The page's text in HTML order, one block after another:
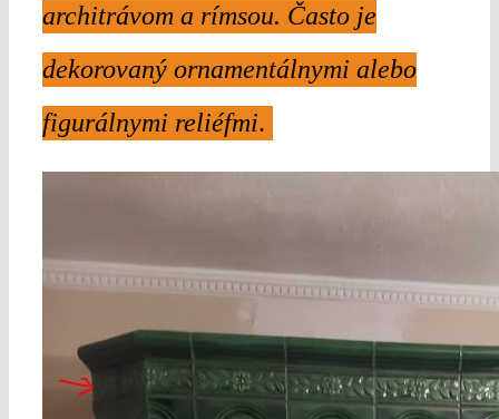
architrávom a rímsou. Často je
dekorovaný ornamentálnymi alebo
figurálnymi reliéfmi.